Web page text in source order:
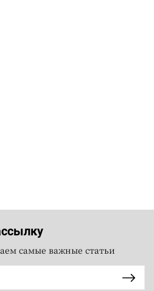
самые важные статьи